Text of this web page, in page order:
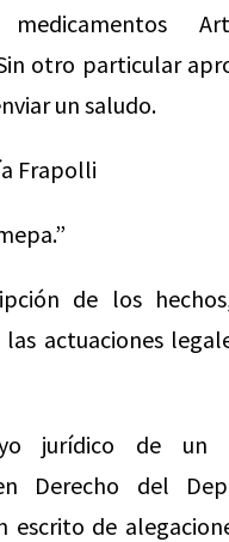
otro particular
un saludo.
Frapolli
de los
actuaciones
jurídico de un
Derecho del
escrito de